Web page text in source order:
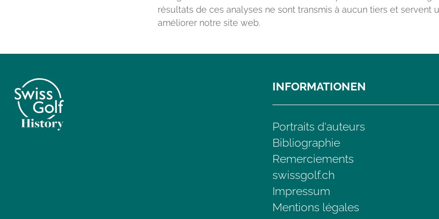
résultats de ces analyses ne sont transmis à aucun tiers et servent
améliorer notre site web.
INFORMATIONEN
Portraits d'auteurs
Bibliographie
Remerciements
swissgolf.ch
Impressum
Mentions légales